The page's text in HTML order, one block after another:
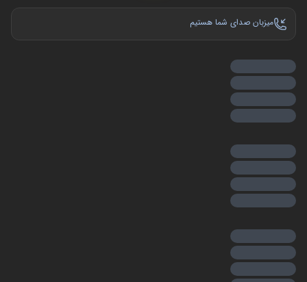
تولید می‌شوند و هر کدام از آن‌ها، مناسب یک نوع خودرو
می‌باشند.
دلیل خراب شدن درب باک خودرو
یکی از دلایل مهم خراب شدن درب باک و درب بغل خودرو،
اصابت ضربه شدید است. در تصادفات، ضربات سنگینی به
قطعات بدنه خودرو وارد می‌شود و این امر، موجب آسیب دیدن
آن‌ها می‌گردد. از طرفی دیگر، درب مخصوص باک خودروهای
چینی اکثرا از متریال فایبرگلاس و پلاستیک فشرده تولید می‌شود
و به همین دلیل، امکان تعمیر و استفاده مجدد از آن برای کاربران
مهیا نیست. علاوه بر آن، باز و بسته کردن غیر اصولی درب
مخصوص باک، موجب آسیب دیدن لولاهای آن می‌گردد.
میزبان صدای شما هستیم